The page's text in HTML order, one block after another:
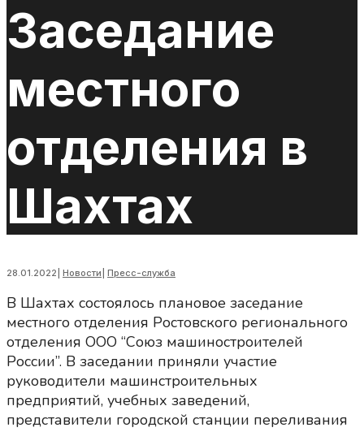
Заседание
местного
отделения в
Шахтах
28.01.2022 Новости Пресс-служба
В Шахтах состоялось плановое заседание
местного отделения Ростовского регионального
отделения ООО “Союз машиностроителей
России”. В заседании приняли участие
руководители машинстроительных
предприятий, учебных заведений,
представители городской станции переливания